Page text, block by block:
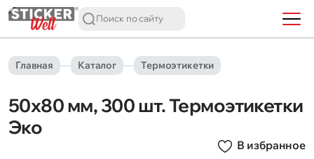
Главная Каталог Термоэтикетки
50х80 мм, 300 шт. Термоэтикетки
Эко
В избранное